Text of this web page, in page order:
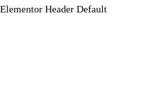
Elementor Header Default